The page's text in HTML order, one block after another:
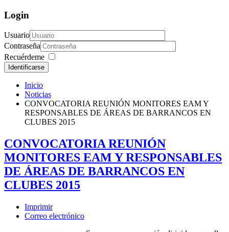
Login
Usuario
Contraseña
Recuérdeme
Identificarse
Inicio
Noticias
CONVOCATORIA REUNIÓN MONITORES EAM Y
RESPONSABLES DE ÁREAS DE BARRANCOS EN
CLUBES 2015
CONVOCATORIA REUNIÓN
MONITORES EAM Y RESPONSABLES
DE ÁREAS DE BARRANCOS EN
CLUBES 2015
Imprimir
Correo electrónico